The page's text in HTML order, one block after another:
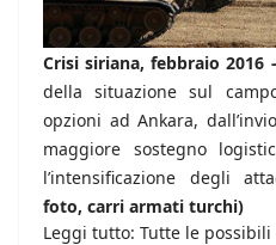
Crisi siriana, febbraio 2016 -
della situazione sul
opzioni ad Ankara,
maggiore sostegno
l’intensificazione degli
foto, carri armati turchi)
Leggi tutto: Tutte le